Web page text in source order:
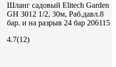
Шланг садовый Elitech Garden
GH 3012 1/2, 30м, Раб.давл.8
бар. и на разрыв 24 бар 206115
4.7(12)